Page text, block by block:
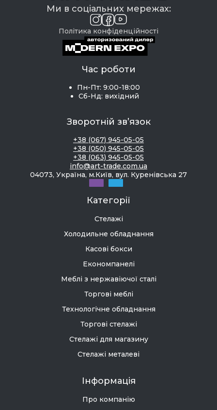
Ми в соціальних мережах:
Політика конфіденційності
Час роботи
Пн-Пт: 9:00-18:00
Сб-Нд: вихідний
Зворотній зв’язок
+38 (067) 945-05-05
+38 (050) 945-05-05
+38 (063) 945-05-05
info@art-trade.com.ua
04073, Україна, м.Київ, вул. Куренівська 27
Категорії
Стелажі
Холодильне обладнання
Касові бокси
Економпанелі
Меблі з нержавіючої сталі
Торгові меблі
Технологічне обладнання
Торгові стелажі
Стелажі для магазину
Стелажі металеві
Інформація
Про компанію